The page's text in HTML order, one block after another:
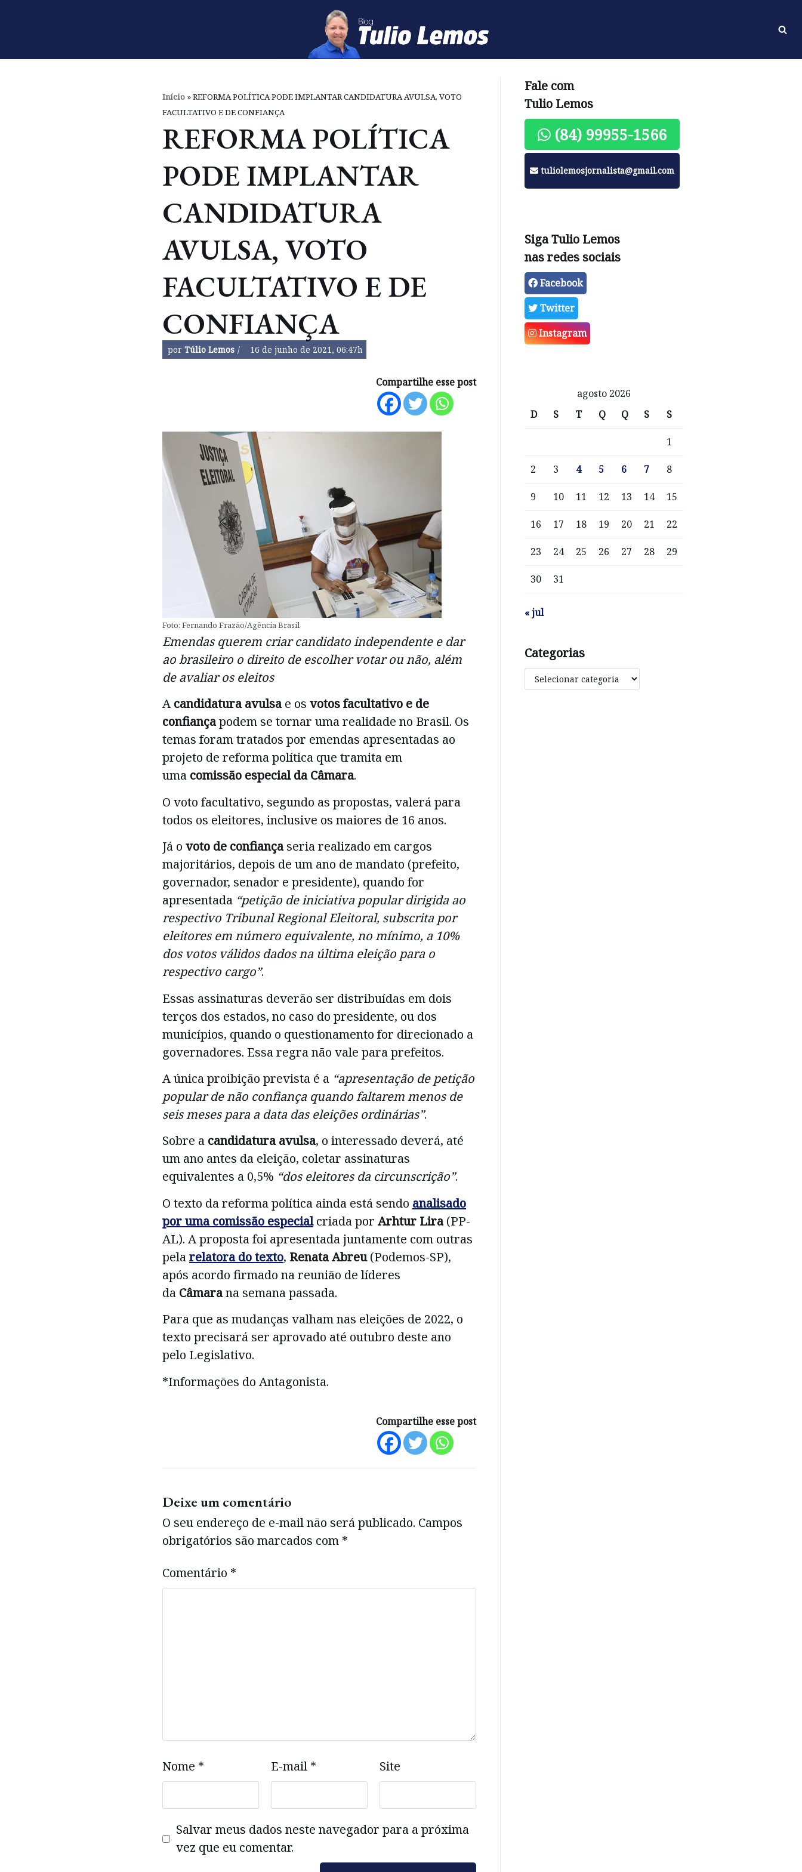
o
Início »REFORMA POLÍTICA PODE IMPLANTAR CANDIDATURA AVULSA, VOTO
FACULTATIVO E DE CONFIANÇA
REFORMA POLÍTICA
PODE IMPLANTAR
CANDIDATURA
AVULSA, VOTO
FACULTATIVO E DE
CONFIANÇA
por Túlio Lemos 16 de junho de 2021, 06:47h
Compartilhe esse post
Foto: Fernando Frazão/Agência Brasil
Emendas querem criar candidato independente e dar
ao brasileiro o direito de escolher votar ou não, além
de avaliar os eleitos
A candidatura avulsae os votos facultativo e de
confiançapodem se tornar uma realidade no Brasil. Os
temas foram tratados por emendas apresentadas ao
projeto de reforma política que tramita em
uma comissão especial da Câmara.
O voto facultativo, segundo as propostas, valerá para
todos os eleitores, inclusive os maiores de 16 anos.
Já o voto de confiançaseria realizado em cargos
majoritários, depois de um ano de mandato (prefeito,
governador, senador e presidente), quando for
apresentada “petição de iniciativa popular dirigida ao
respectivo Tribunal Regional Eleitoral, subscrita por
eleitores em número equivalente, no mínimo, a 10%
dos votos válidos dados na última eleição para o
respectivo cargo”.
Essas assinaturas deverão ser distribuídas em dois
terços dos estados, no caso do presidente, ou dos
municípios, quando o questionamento for direcionado a
governadores. Essa regra não vale para prefeitos.
A única proibição prevista é a “apresentação de petição
popular de não confiança quando faltarem menos de
seis meses para a data das eleições ordinárias”.
Sobre a candidatura avulsa, o interessado deverá, até
um ano antes da eleição, coletar assinaturas
equivalentes a 0,5% “dos eleitores da circunscrição”.
O texto da reforma política ainda está sendo analisado
por uma comissão especialcriada por Arhtur Lira(PP-
AL). A proposta foi apresentada juntamente com outras
pelarelatora do texto, Renata Abreu(Podemos-SP),
após acordo firmado na reunião de líderes
da Câmarana semana passada.
Para que as mudanças valham nas eleições de 2022, o
texto precisará ser aprovado até outubro deste ano
pelo Legislativo.
*Informações do Antagonista.
Compartilhe esse post
Deixe um comentário
O seu endereço de e-mail não será publicado. Campos
obrigatórios são marcados com *
Comentário *
Nome * E-mail * Site
Salvar meus dados neste navegador para a próxima
vez que eu comentar.
Fale com
Tulio Lemos
(84) 99955-1566
tuliolemosjornalista@gmail.com
Siga Tulio Lemos
nas redes sociais
Facebook
Twitter
Instagram
agosto 2026
D
S T Q Q S S
1
2 3 4 5 6 7 8
9 10 11 12 13 14 15
16 17 18 19 20 21 22
23 24 25 26 27 28 29
30 31
« jul
Categorias